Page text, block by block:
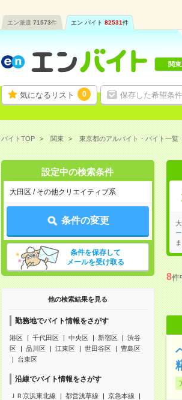
エン派遣 71573件 エン バイト 82531件
気になるリスト 0 保存した希望条件
関
バイトTOP 関東 東京都のアルバイト・バイト一覧
設定中の検索条件
大田区 / その他クリエイティブ系
条件の変更
条件を保存して
メールを受け取る
他の検索結果を見る
勤務地でバイト情報をさがす
港区 千代田区 中央区 新宿区
渋谷
区
品川区 江東区 世田谷区
豊島区
台東区
沿線でバイト情報をさがす
ＪＲ京浜東北線 都営浅草線
京急本線
ー
8件